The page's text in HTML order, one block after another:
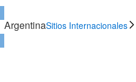
ArgentinaSitios Internacionales